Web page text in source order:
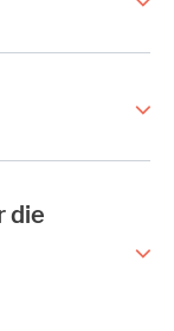
die